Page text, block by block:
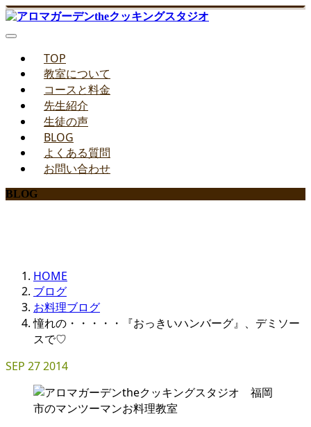
TOP
教室について
コースと料金
先生紹介
生徒の声
BLOG
よくある質問
お問い合わせ
BLOG
HOME
ブログ
お料理ブログ
憧れの・・・・・『おっきいハンバーグ』、デミソー
スで♡
SEP 272014